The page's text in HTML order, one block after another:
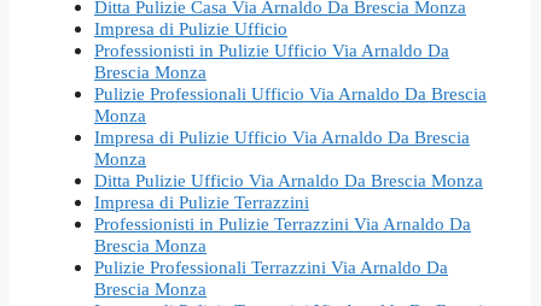
Ditta Pulizie Casa Via Arnaldo Da Brescia Monza
Impresa di Pulizie Ufficio
Professionisti in Pulizie Ufficio Via Arnaldo Da
Brescia Monza
Pulizie Professionali Ufficio Via Arnaldo Da Brescia
Monza
Impresa di Pulizie Ufficio Via Arnaldo Da Brescia
Monza
Ditta Pulizie Ufficio Via Arnaldo Da Brescia Monza
Impresa di Pulizie Terrazzini
Professionisti in Pulizie Terrazzini Via Arnaldo Da
Brescia Monza
Pulizie Professionali Terrazzini Via Arnaldo Da
Brescia Monza